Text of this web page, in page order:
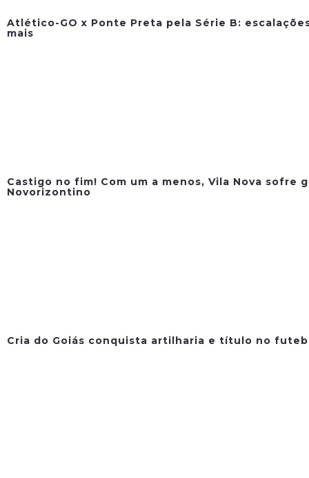
Atlético-GO x Ponte Preta pela Série B:
mais
Castigo no fim! Com um a menos, Vila Nova sofre
Novorizontino
Cria do Goiás conquista artilharia e título no